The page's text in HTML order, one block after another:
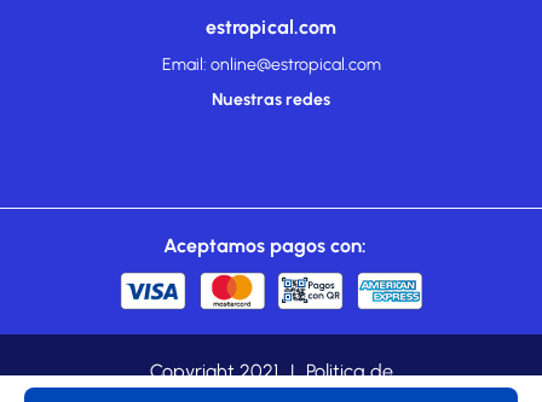
estropical.com
Email: online@estropical.com
Nuestras redes
Aceptamos pagos con:
Copyright 2021 | Politica de